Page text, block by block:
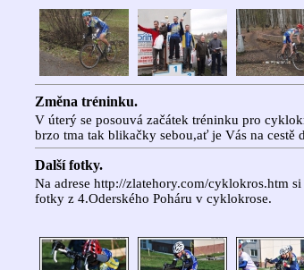
Změna tréninku.
V úterý se posouvá začátek tréninku pro
brzo tma tak blikačky sebou,ať je Vás na cestě
Další fotky.
Na adrese http://zlatehory.com/cyklokros.htm
fotky z 4.Oderského Poháru v cyklokrose.